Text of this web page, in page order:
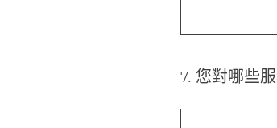
Question
7. 您對哪些